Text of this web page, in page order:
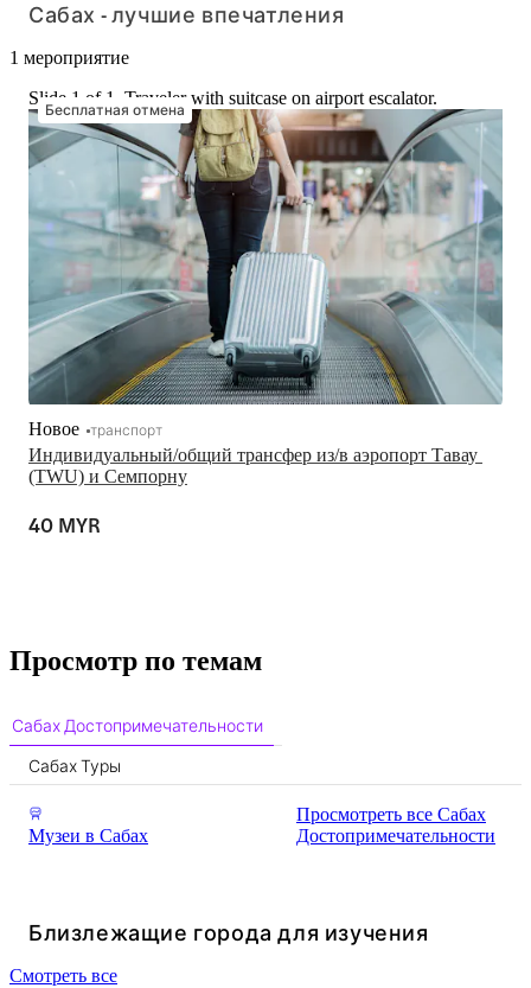
Сабах - лучшие впечатления
1 мероприятие
Бесплатная отмена
Slide 1 of 1, Traveler with suitcase on airport escalator.
Индивидуальный/общий трансфер из/в аэропорт Тавау
(TWU) и Семпорну
Новое транспорт
40 MYR
Просмотр по темам
Сабах Достопримечательности
Сабах Туры
Музеи в Сабах
Просмотреть все Сабах
Достопримечательности
Близлежащие города для изучения
Смотреть все